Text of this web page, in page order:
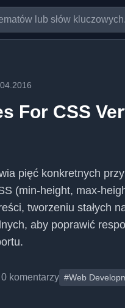
For CSS
pięć konkretnych
(min-height, max-
tworzeniu stałych
aby poprawić
0 komentarzy #Web